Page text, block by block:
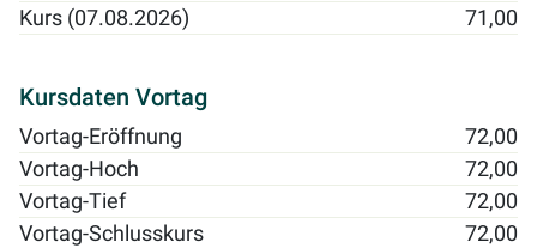
Kurs (07.08.2026)
71,00
Kursdaten Vortag
Vortag-Eröffnung
72,00
Vortag-Hoch
72,00
Vortag-Tief
72,00
Vortag-Schlusskurs
72,00